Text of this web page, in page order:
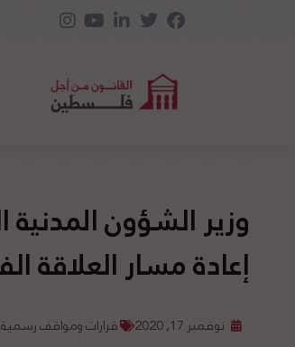
وزير الشؤون
إعادة مسار العلاقة
نوفمبر 17, 2020 قرارات ومواقف